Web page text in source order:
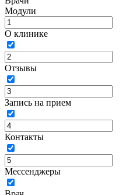
Модули
О клинике
Отзывы
Запись на прием
Контакты
Мессенджеры